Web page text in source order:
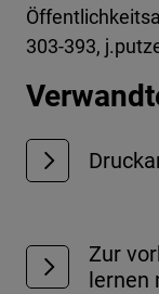
303-393,
Zur
lernen